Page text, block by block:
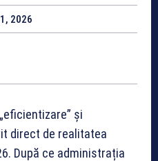
2026
și
direct de realitatea
După ce administrația